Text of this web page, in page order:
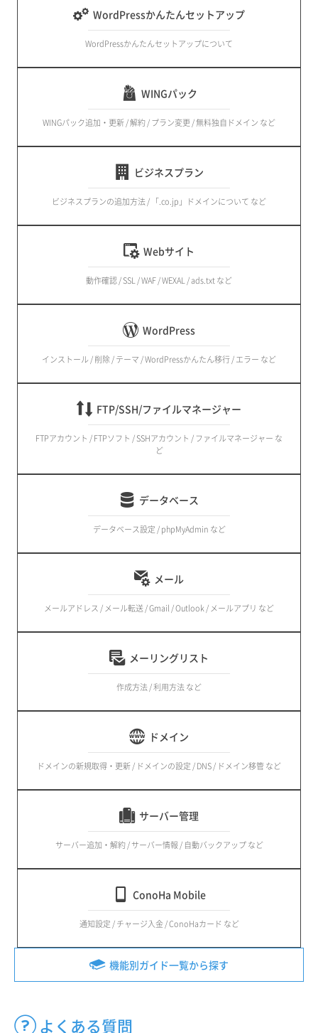
WordPressかんたんセットアップ
WordPressかんたんセットアップについて
WINGパック
WINGパック追加・更新 / 解約 / プラン変更 / 無料独自ドメイン など
ビジネスプラン
ビジネスプランの追加方法 / 「.co.jp」ドメインについて など
Webサイト
動作確認 / SSL / WAF / WEXAL / ads.txt など
WordPress
インストール / 削除 / テーマ / WordPressかんたん移行 / エラー など
FTP/SSH/ファイルマネージャー
FTPアカウント / FTPソフト / SSHアカウント / ファイルマネージャー な
ど
データベース
データベース設定 / phpMyAdmin など
メール
メールアドレス / メール転送 / Gmail / Outlook / メールアプリ など
メーリングリスト
作成方法 / 利用方法 など
ドメイン
ドメインの新規取得・更新 / ドメインの設定 / DNS / ドメイン移管 など
サーバー管理
サーバー追加・解約 / サーバー情報 / 自動バックアップ など
ConoHa Mobile
通知設定 / チャージ入金 / ConoHaカード など
機能別ガイド一覧から探す
よくある質問